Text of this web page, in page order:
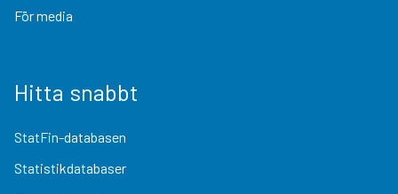
För media
Hitta snabbt
StatFin-databasen
Statistikdatabaser